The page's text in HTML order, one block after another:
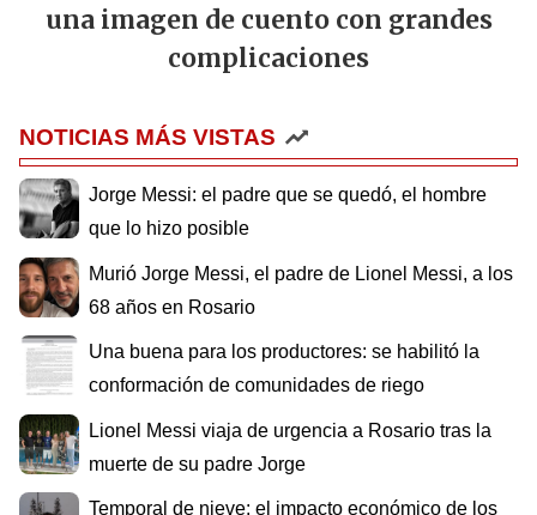
una imagen de cuento con grandes
complicaciones
NOTICIAS MÁS VISTAS
Jorge Messi: el padre que se quedó, el hombre
que lo hizo posible
Murió Jorge Messi, el padre de Lionel Messi, a los
68 años en Rosario
Una buena para los productores: se habilitó la
conformación de comunidades de riego
Lionel Messi viaja de urgencia a Rosario tras la
muerte de su padre Jorge
Temporal de nieve: el impacto económico de los